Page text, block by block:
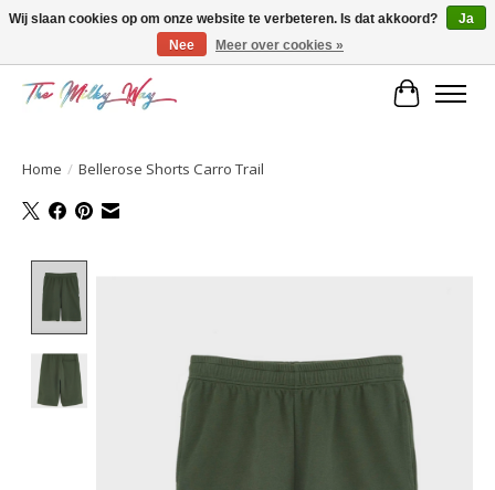
Home / Bellerose Shorts Carro Trail
Wij slaan cookies op om onze website te verbeteren. Is dat akkoord?
Ja
Nee
Meer over cookies »